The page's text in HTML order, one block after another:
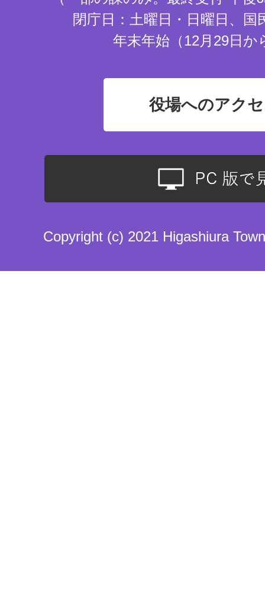
閉庁日：土曜日・日曜日、国
年末年始（12月29日か
役場へのアク
Copyright (c) 2021 Higashiura